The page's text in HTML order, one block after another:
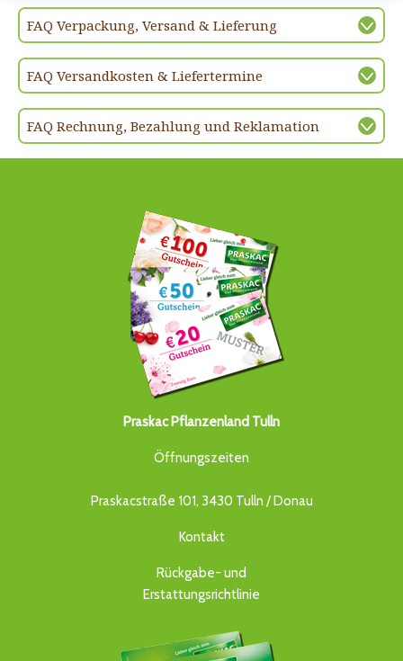
FAQ Verpackung, Versand & Lieferung
FAQ Versandkosten & Liefertermine
FAQ Rechnung, Bezahlung und Reklamation
Praskac Pflanzenland Tulln
Öffnungszeiten
Praskacstraße 101, 3430 Tulln / Donau
Kontakt
Rückgabe- und
Erstattungsrichtlinie